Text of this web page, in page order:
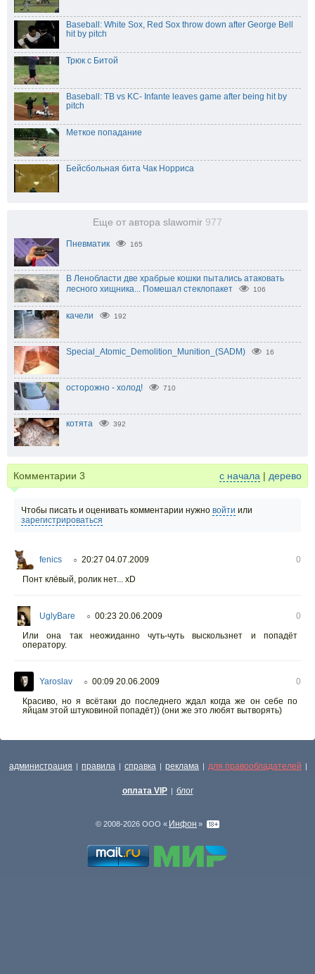
Baseball: White Sox, Red Sox throw down after George Bell
hit by pitch
Трюк с Битой
Baseball: TB vs KC- Infante leaves game after being hit by
pitch
Меткое попадание
Бейсбольная бита Чак Норриса
Еще от автора slawomir 977
Пневматик 165
В Ленобласти две храбрые кошки пытались атаковать
лесного хищника... Помешал стеклопакет⁠
106
качели 192
Special_Atomic_Demolition_Munition_(SADM) 16
осторожно - холод! 710
котята 392
Комментарии 3 с начала | дерево
Чтобы писать и оценивать комментарии нужно войти или
зарегистрироваться
fenics ○ 20:27 04.07.2009
0
Понт клёвый, ролик нет... xD
UglyBare ○ 00:23 20.06.2009
0
Или она так неожиданно чуть-чуть выскользнет и попадёт
оператору.
Yaroslav ○ 00:09 20.06.2009
0
Красиво, но я всётаки до последнего ждал когда же он себе по
яйцам этой штуковиной попадёт)) (они же это любят вытворять)
администрация | правила | справка | реклама | для правообладателей |
оплата VIP | блог
© 2008-2026 ООО « Инфон »